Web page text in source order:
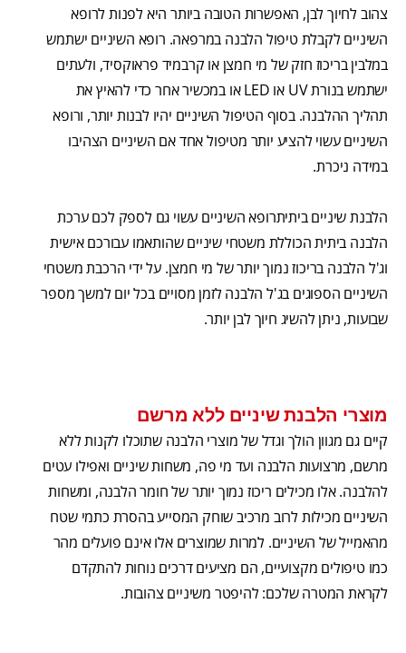
צהוב לחיוך לבן, האפשרות הטובה ביותר היא לפנות לרופא
השיניים לקבלת טיפול הלבנה במרפאה. רופא השיניים ישתמש
במלבין בריכוז חזק של מי חמצן או קרבמיד פראוקסיד, ולעתים
ישתמש בנורת UV או LED או במכשיר אחר כדי להאיץ את
תהליך ההלבנה. בסוף הטיפול השיניים יהיו לבנות יותר, ורופא
השיניים עשוי להציע יותר מטיפול אחד אם השיניים הצהיבו
במידה ניכרת.
הלבנת שיניים ביתיתרופא השיניים עשוי גם לספק לכם ערכת
הלבנה ביתית הכוללת משטחי שיניים שהותאמו עבורכם אישית
וג'ל הלבנה בריכוז נמוך יותר של מי חמצן. על ידי הרכבת משטחי
השיניים הספוגים בג'ל הלבנה לזמן מסויים בכל יום למשך מספר
שבועות, ניתן להשיג חיוך לבן יותר.
מוצרי הלבנת שיניים ללא מרשם
קיים גם מגוון הולך וגדל של מוצרי הלבנה שתוכלו לקנות ללא
מרשם, מרצועות הלבנה ועד מי פה, משחות שיניים ואפילו עטים
להלבנה. אלו מכילים ריכוז נמוך יותר של חומר הלבנה, ומשחות
השיניים מכילות לרוב מרכיב שוחק המסייע בהסרת כתמי שטח
מהאמייל של השיניים. למרות שמוצרים אלו אינם פועלים מהר
כמו טיפולים מקצועיים, הם מציעים דרכים נוחות להתקדם
לקראת המטרה שלכם: להיפטר משיניים צהובות.